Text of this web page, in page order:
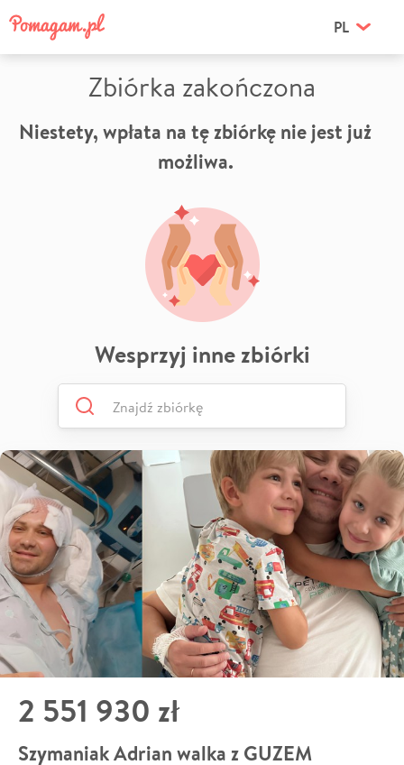
PL
Zbiórka zakończona
Niestety, wpłata na tę zbiórkę nie jest już
możliwa.
Wesprzyj inne zbiórki
2 551 930 zł
Szymaniak Adrian walka z GUZEM